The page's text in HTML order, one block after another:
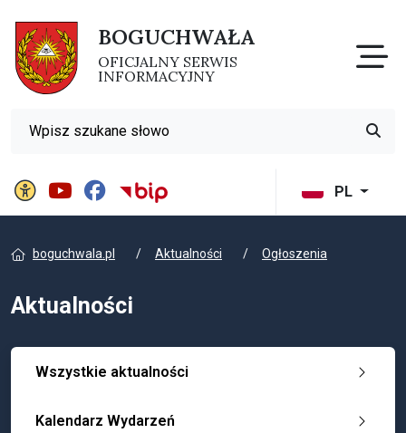
BOGUCHWAŁA
OFICJALNY SERWIS
INFORMACYJNY
PL
Panel ustawień witrynyBIP Gminy Boguchwała
Wyszukiwarka
boguchwala.pl Aktualności Ogłoszenia
Aktualności
Wszystkie aktualności
Kalendarz Wydarzeń